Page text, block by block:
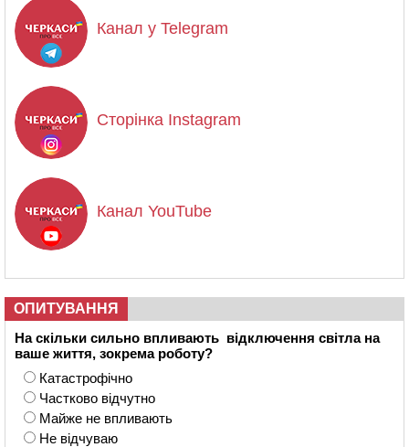
Канал у Telegram
Сторінка Instagram
Канал YouTube
ОПИТУВАННЯ
На скільки сильно впливають відключення світла на
ваше життя, зокрема роботу?
Катастрофічно
Частково відчутно
Майже не впливають
Не відчуваю